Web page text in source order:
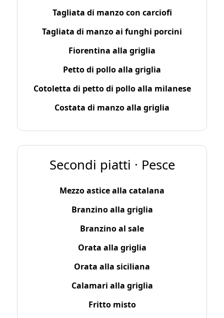
Tagliata di manzo con carciofi
Tagliata di manzo ai funghi porcini
Fiorentina alla griglia
Petto di pollo alla griglia
Cotoletta di petto di pollo alla milanese
Costata di manzo alla griglia
Secondi piatti · Pesce
Mezzo astice alla catalana
Branzino alla griglia
Branzino al sale
Orata alla griglia
Orata alla siciliana
Calamari alla griglia
Fritto misto